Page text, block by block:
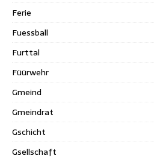
Ferie
Fuessball
Furttal
Füürwehr
Gmeind
Gmeindrat
Gschicht
Gsellschaft